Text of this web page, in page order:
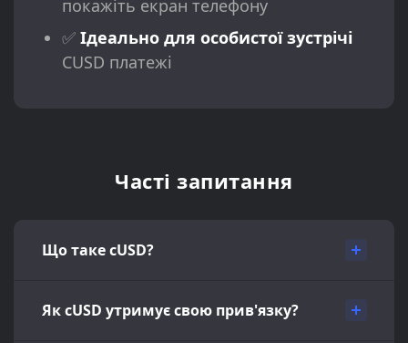
покажіть екран телефону
✅ Ідеально для особистої зустрічі
CUSD платежі
Часті запитання
Що таке cUSD?
Як cUSD утримує свою прив'язку?